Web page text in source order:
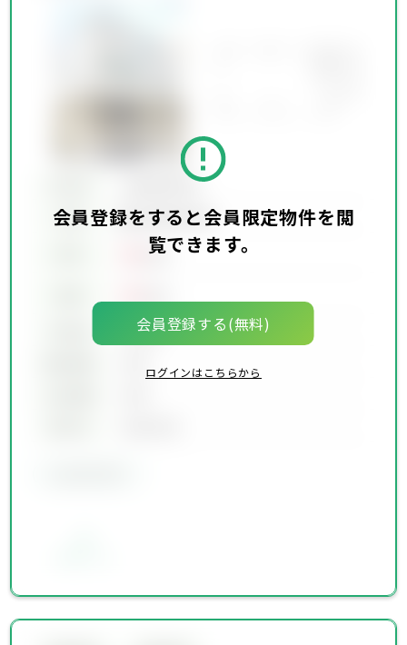
会員登録をすると会員限定物件を閲
覧できます。
会員登録する(無料)
ログインはこちらから
会員限定物件
交通
会員限定物件
万円
00万円